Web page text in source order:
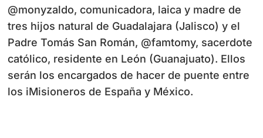
@monyzaldo, comunicadora, laica y madre de
tres hijos natural de Guadalajara (Jalisco) y el
Padre Tomás San Román, @famtomy, sacerdote
católico, residente en León (Guanajuato). Ellos
serán los encargados de hacer de puente entre
los iMisioneros de España y México.